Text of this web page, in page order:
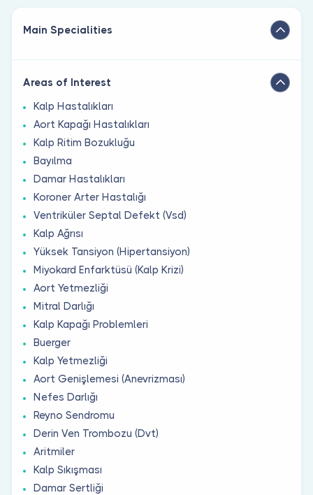
Main Specialities
Areas of Interest
Kalp Hastalıkları
Aort Kapağı Hastalıkları
Kalp Ritim Bozukluğu
Bayılma
Damar Hastalıkları
Koroner Arter Hastalığı
Ventriküler Septal Defekt (Vsd)
Kalp Ağrısı
Yüksek Tansiyon (Hipertansiyon)
Miyokard Enfarktüsü (Kalp Krizi)
Aort Yetmezliği
Mitral Darlığı
Kalp Kapağı Problemleri
Buerger
Kalp Yetmezliği
Aort Genişlemesi (Anevrizması)
Nefes Darlığı
Reyno Sendromu
Derin Ven Trombozu (Dvt)
Aritmiler
Kalp Sıkışması
Damar Sertliği